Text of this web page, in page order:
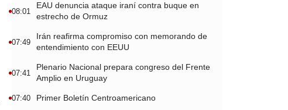
08:01
EAU denuncia ataque iraní contra buque en
estrecho de Ormuz
07:49
Irán reafirma compromiso con memorando de
entendimiento con EEUU
07:41
Plenario Nacional prepara congreso del Frente
Amplio en Uruguay
07:40 Primer Boletín Centroamericano